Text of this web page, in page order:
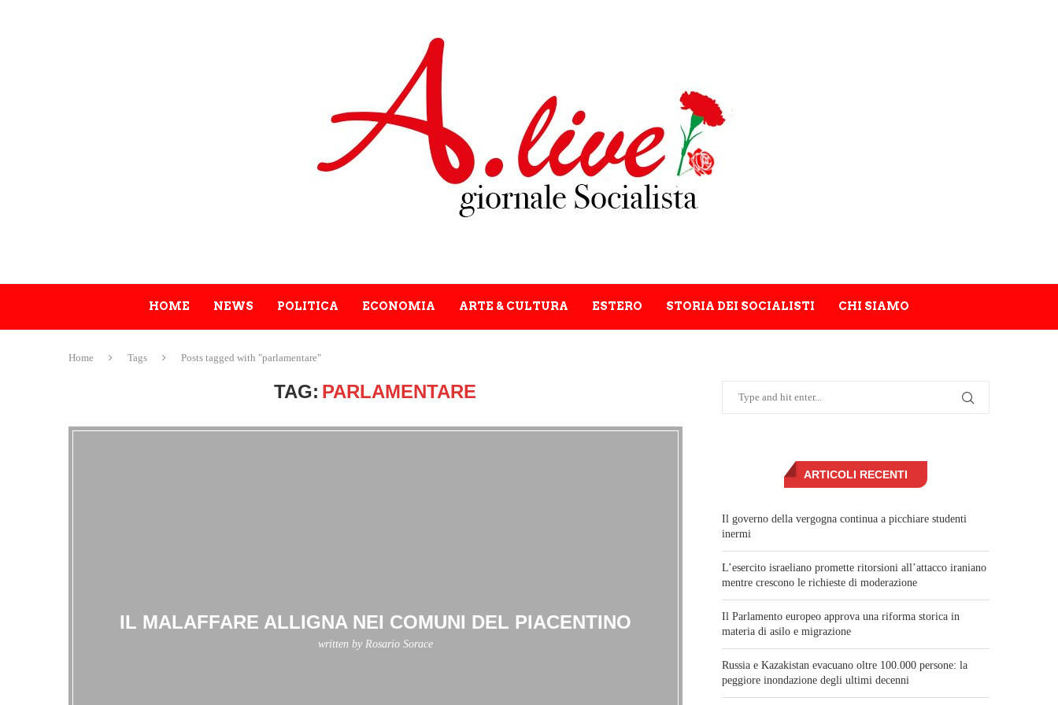
HOME NEWS POLITICA ECONOMIA ARTE & CULTURA ESTERO STORIA DEI SOCIALISTI CHI SIAMO
Home Tags Posts tagged with "parlamentare"
TAG: PARLAMENTARE
IL MALAFFARE ALLIGNA NEI COMUNI DEL PIACENTINO
written by Rosario Sorace
ARTICOLI RECENTI
Il governo della vergogna continua a picchiare studenti
inermi
L’esercito israeliano promette ritorsioni all’attacco iraniano
mentre crescono le richieste di moderazione
Il Parlamento europeo approva una riforma storica in
materia di asilo e migrazione
Russia e Kazakistan evacuano oltre 100.000 persone: la
peggiore inondazione degli ultimi decenni